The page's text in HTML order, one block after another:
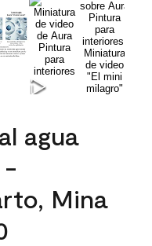
agua
-
Mina